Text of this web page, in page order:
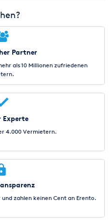
Partner
als 10 Millionen zufriedenen
Experte
4.000 Vermietern.
zahlen keinen Cent an Erento.